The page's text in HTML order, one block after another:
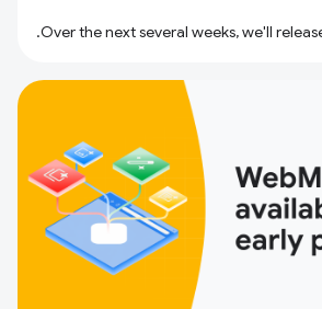
Over the next several weeks, we'll